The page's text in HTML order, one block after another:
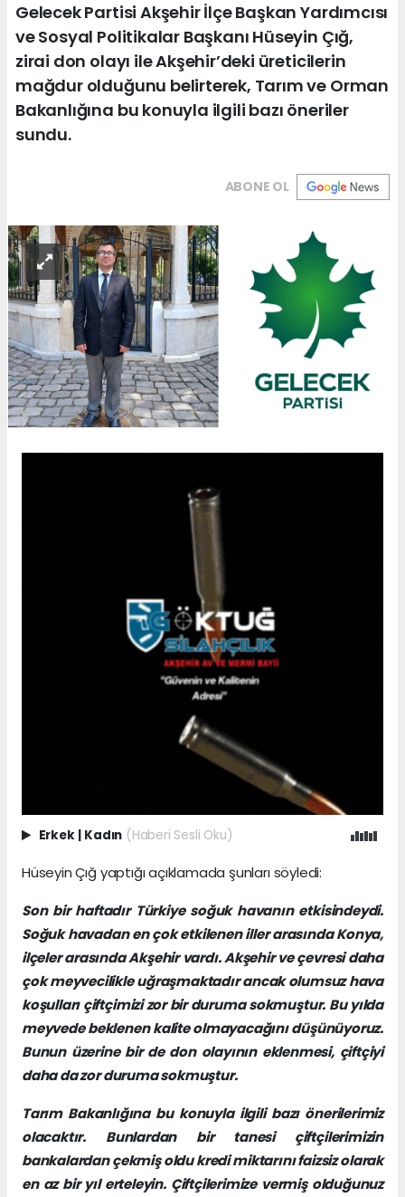
Gelecek Partisi Akşehir İlçe Başkan Yardımcısı
ve Sosyal Politikalar Başkanı Hüseyin Çığ,
zirai don olayı ile Akşehir’deki üreticilerin
mağdur olduğunu belirterek, Tarım ve Orman
Bakanlığına bu konuyla ilgili bazı öneriler
sundu.
ABONE OL
Erkek | Kadın (Haberi Sesli Oku)
Hüseyin Çığ yaptığı açıklamada şunları söyledi:
Son bir haftadır Türkiye soğuk havanın etkisindeydi.
Soğuk havadan en çok etkilenen iller arasında Konya,
ilçeler arasında Akşehir vardı. Akşehir ve çevresi daha
çok meyvecilikle uğraşmaktadır ancak olumsuz hava
koşulları çiftçimizi zor bir duruma sokmuştur. Bu yılda
meyvede beklenen kalite olmayacağını düşünüyoruz.
Bunun üzerine bir de don olayının eklenmesi, çiftçiyi
daha da zor duruma sokmuştur.
Tarım Bakanlığına bu konuyla ilgili bazı önerilerimiz
olacaktır. Bunlardan bir tanesi çiftçilerimizin
bankalardan çekmiş oldu kredi miktarını faizsiz olarak
en az bir yıl erteleyin. Çiftçilerimize vermiş olduğunuz